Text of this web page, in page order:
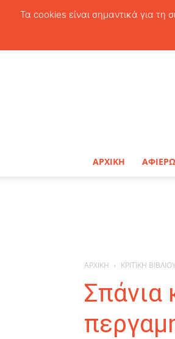
ΑΡΧΙΚΗ
ΑΡΧΙΚΗ ΚΡΙΤΙΚΗ
Σπάνια
Τα cookies είναι σημαντικά για τη